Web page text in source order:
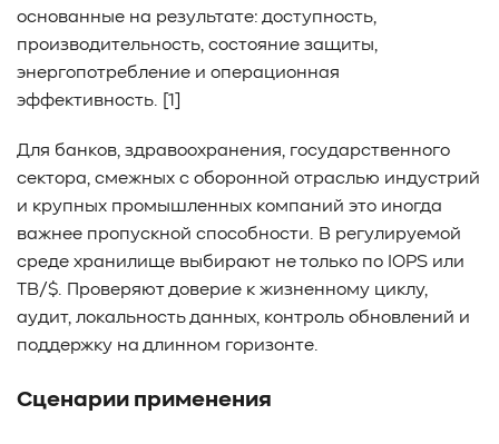
основанные на результате: доступность,
производительность, состояние защиты,
энергопотребление и операционная
эффективность. [1]
Для банков, здравоохранения, государственного
сектора, смежных с оборонной отраслью индустрий
и крупных промышленных компаний это иногда
важнее пропускной способности. В регулируемой
среде хранилище выбирают не только по IOPS или
TB/$. Проверяют доверие к жизненному циклу,
аудит, локальность данных, контроль обновлений и
поддержку на длинном горизонте.
Сценарии применения